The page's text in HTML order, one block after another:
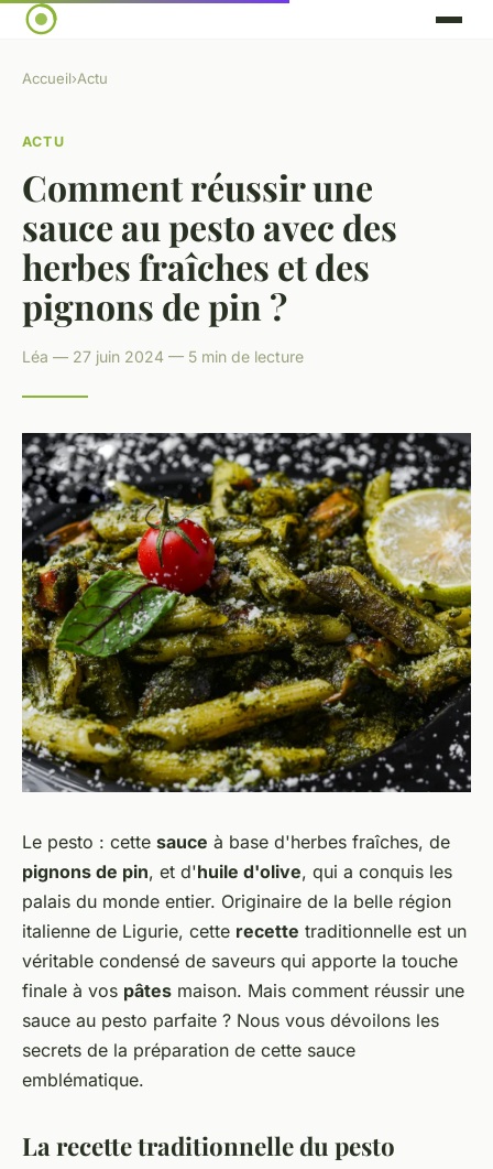
Accueil›Actu
ACTU
Comment réussir une
sauce au pesto avec des
herbes fraîches et des
pignons de pin ?
Léa — 27 juin 2024 — 5 min de lecture
Le pesto : cette sauce à base d'herbes fraîches, de
pignons de pin, et d'huile d'olive, qui a conquis les
palais du monde entier. Originaire de la belle région
italienne de Ligurie, cette recette traditionnelle est un
véritable condensé de saveurs qui apporte la touche
finale à vos pâtes maison. Mais comment réussir une
sauce au pesto parfaite ? Nous vous dévoilons les
secrets de la préparation de cette sauce
emblématique.
La recette traditionnelle du pesto